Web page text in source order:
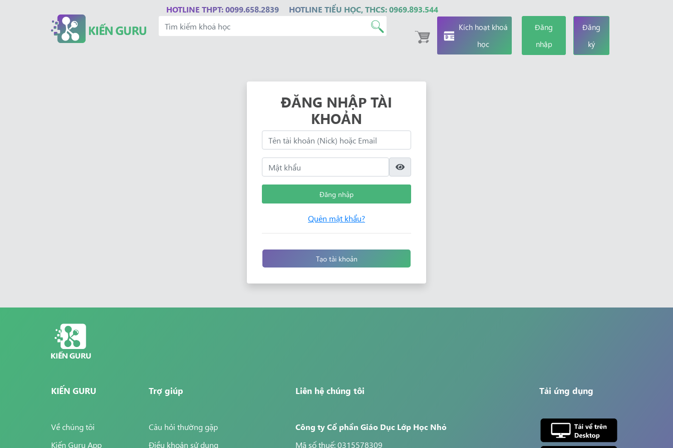
HOTLINE THPT: 0099.658.2839 HOTLINE TIỂU HỌC, THCS: 0969.893.544
Kích hoạt khoá
học
Đăng
nhập
Đăng
ký
ĐĂNG NHẬP TÀI
KHOẢN
Đăng nhập
Quên mật khẩu?
Tạo tài khoản
KIẾN GURU
Về chúng tôi
Kiến Guru App
Trợ giúp
Câu hỏi thường gặp
Điều khoản sử dụng
Liên hệ chúng tôi
Công ty Cổ phần Giáo Dục Lớp Học Nhỏ
Mã số thuế: 0315578309
Tải ứng dụng